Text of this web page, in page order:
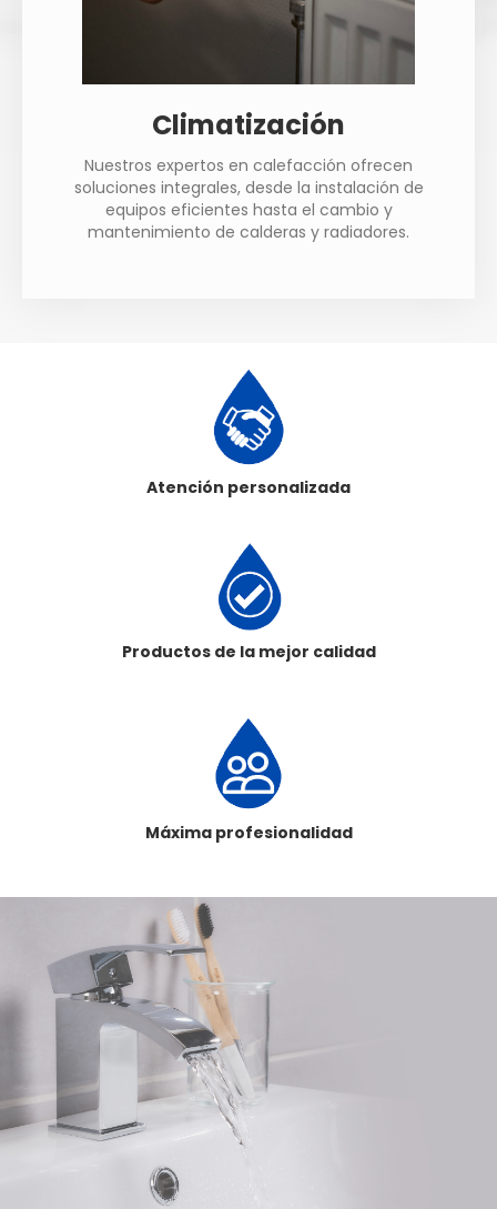
Climatización
Nuestros expertos en calefacción ofrecen
soluciones integrales, desde la instalación de
equipos eficientes hasta el cambio y
mantenimiento de calderas y radiadores.
Atención personalizada
Productos de la mejor calidad
Máxima profesionalidad